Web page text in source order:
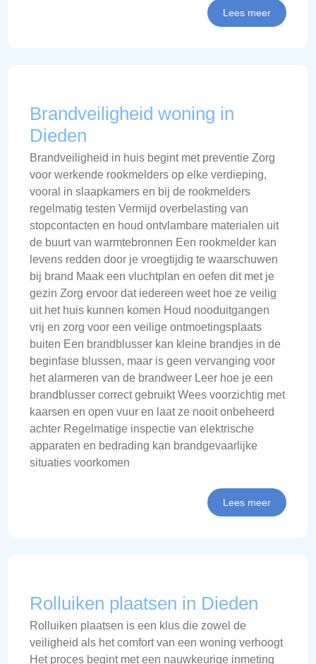
Lees meer
Brandveiligheid woning in
Dieden
Brandveiligheid in huis begint met preventie Zorg
voor werkende rookmelders op elke verdieping,
vooral in slaapkamers en bij de rookmelders
regelmatig testen Vermijd overbelasting van
stopcontacten en houd ontvlambare materialen uit
de buurt van warmtebronnen Een rookmelder kan
levens redden door je vroegtijdig te waarschuwen
bij brand Maak een vluchtplan en oefen dit met je
gezin Zorg ervoor dat iedereen weet hoe ze veilig
uit het huis kunnen komen Houd nooduitgangen
vrij en zorg voor een veilige ontmoetingsplaats
buiten Een brandblusser kan kleine brandjes in de
beginfase blussen, maar is geen vervanging voor
het alarmeren van de brandweer Leer hoe je een
brandblusser correct gebruikt Wees voorzichtig met
kaarsen en open vuur en laat ze nooit onbeheerd
achter Regelmatige inspectie van elektrische
apparaten en bedrading kan brandgevaarlijke
situaties voorkomen
Lees meer
Rolluiken plaatsen in Dieden
Rolluiken plaatsen is een klus die zowel de
veiligheid als het comfort van een woning verhoogt
Het proces begint met een nauwkeurige inmeting